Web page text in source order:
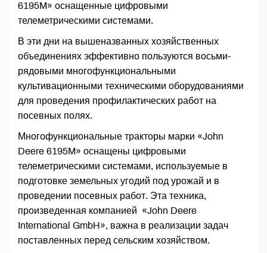
6195M» оснащенные цифровыми
телеметрическими системами.
В эти дни на вышеназванных хозяйственных
объединениях эффективно пользуются восьми-
рядовыми многофункциональными
культивационными техническими оборудованиями
для проведения профилактических работ на
посевных полях.
Многофункциональные тракторы марки «John
Deere 6195M» оснащены цифровыми
телеметрическими системами, используемые в
подготовке земельных угодий под урожай и в
проведении посевных работ. Эта техника,
произведенная компанией «John Deere
International GmbH», важна в реализации задач
поставленных перед сельским хозяйством.